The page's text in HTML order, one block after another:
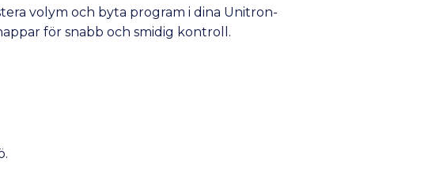
volym och byta program i dina Unitron-
för snabb och smidig kontroll.